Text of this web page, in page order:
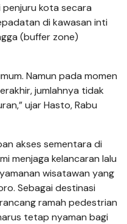
kota secara
di kawasan inti
(buffer zone)
Namun pada momen
jumlahnya tidak
ujar Hasto, Rabu
akses sementara di
menjaga kelancaran lalu
wisatawan yang
Sebagai destinasi
ramah pedestrian
tetap nyaman bagi